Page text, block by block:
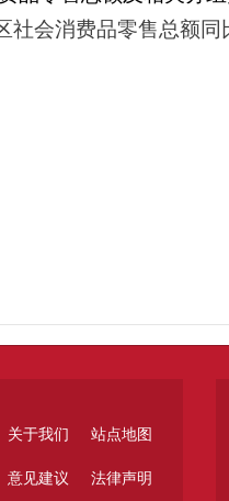
社会消费品零售总额同
关于我们 站点地图
意见建议 法律声明